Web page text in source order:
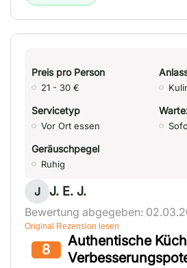
Preis pro Person
21 - 30 €
Servicetyp
Vor Ort essen
Geräuschpegel
Ruhig
J J. E. J.
Bewertung abgegeben:
Original Rezension lesen
8
Authentische